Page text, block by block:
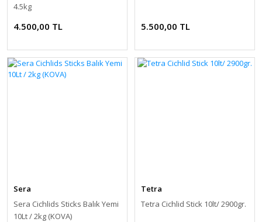
4.5kg
4.500,00 TL 5.500,00 TL
Sera
Sera Cichlids Sticks Balık Yemi
10Lt / 2kg (KOVA)
Tetra
Tetra Cichlid Stick 10lt/ 2900gr.